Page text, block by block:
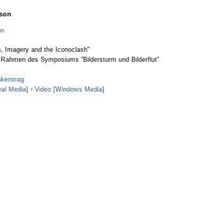
Imagery and the Iconoclash"
des Symposiums "Bildersturm und Bilderflut"
Media] › Video [Windows Media]